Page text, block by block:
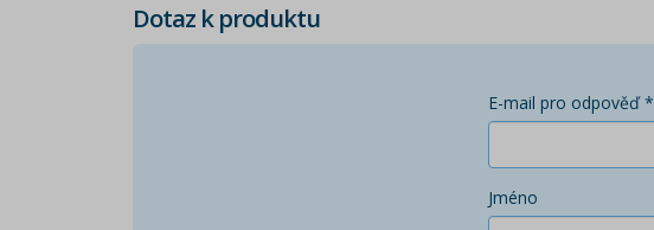
Dotaz k produktu
E-mail pro odpověď *
Jméno